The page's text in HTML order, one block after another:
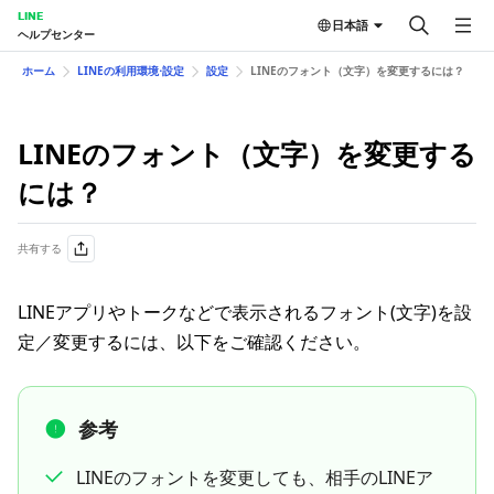
LINE
ヘルプセンター
日本語
ホーム LINEの利用環境⋅設定 設定 LINEのフォント（文字）を変更するには？
LINEのフォント（文字）を変更する
には？
共有する
LINEアプリやトークなどで表示されるフォント(文字)を設
定／変更するには、以下をご確認ください。
参考
LINEのフォントを変更しても、相手のLINEア